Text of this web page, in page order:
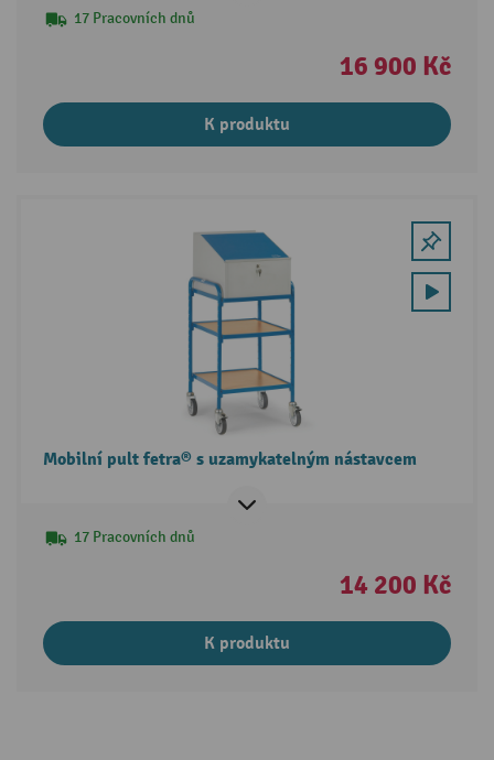
17 Pracovních dnů
16 900 Kč
K produktu
Mobilní pult fetra® s uzamykatelným nástavcem
17 Pracovních dnů
14 200 Kč
K produktu